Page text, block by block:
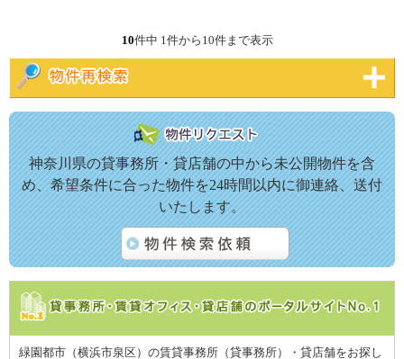
神奈川県の貸事務所・貸店舗の中から未公開物件を含
め、希望条件に合った物件を24時間以内に御連絡、送付
いたします。
緑園都市（横浜市泉区）の賃貸事務所（貸事務所）・貸店舗をお探し
10件中 1件から10件まで表示